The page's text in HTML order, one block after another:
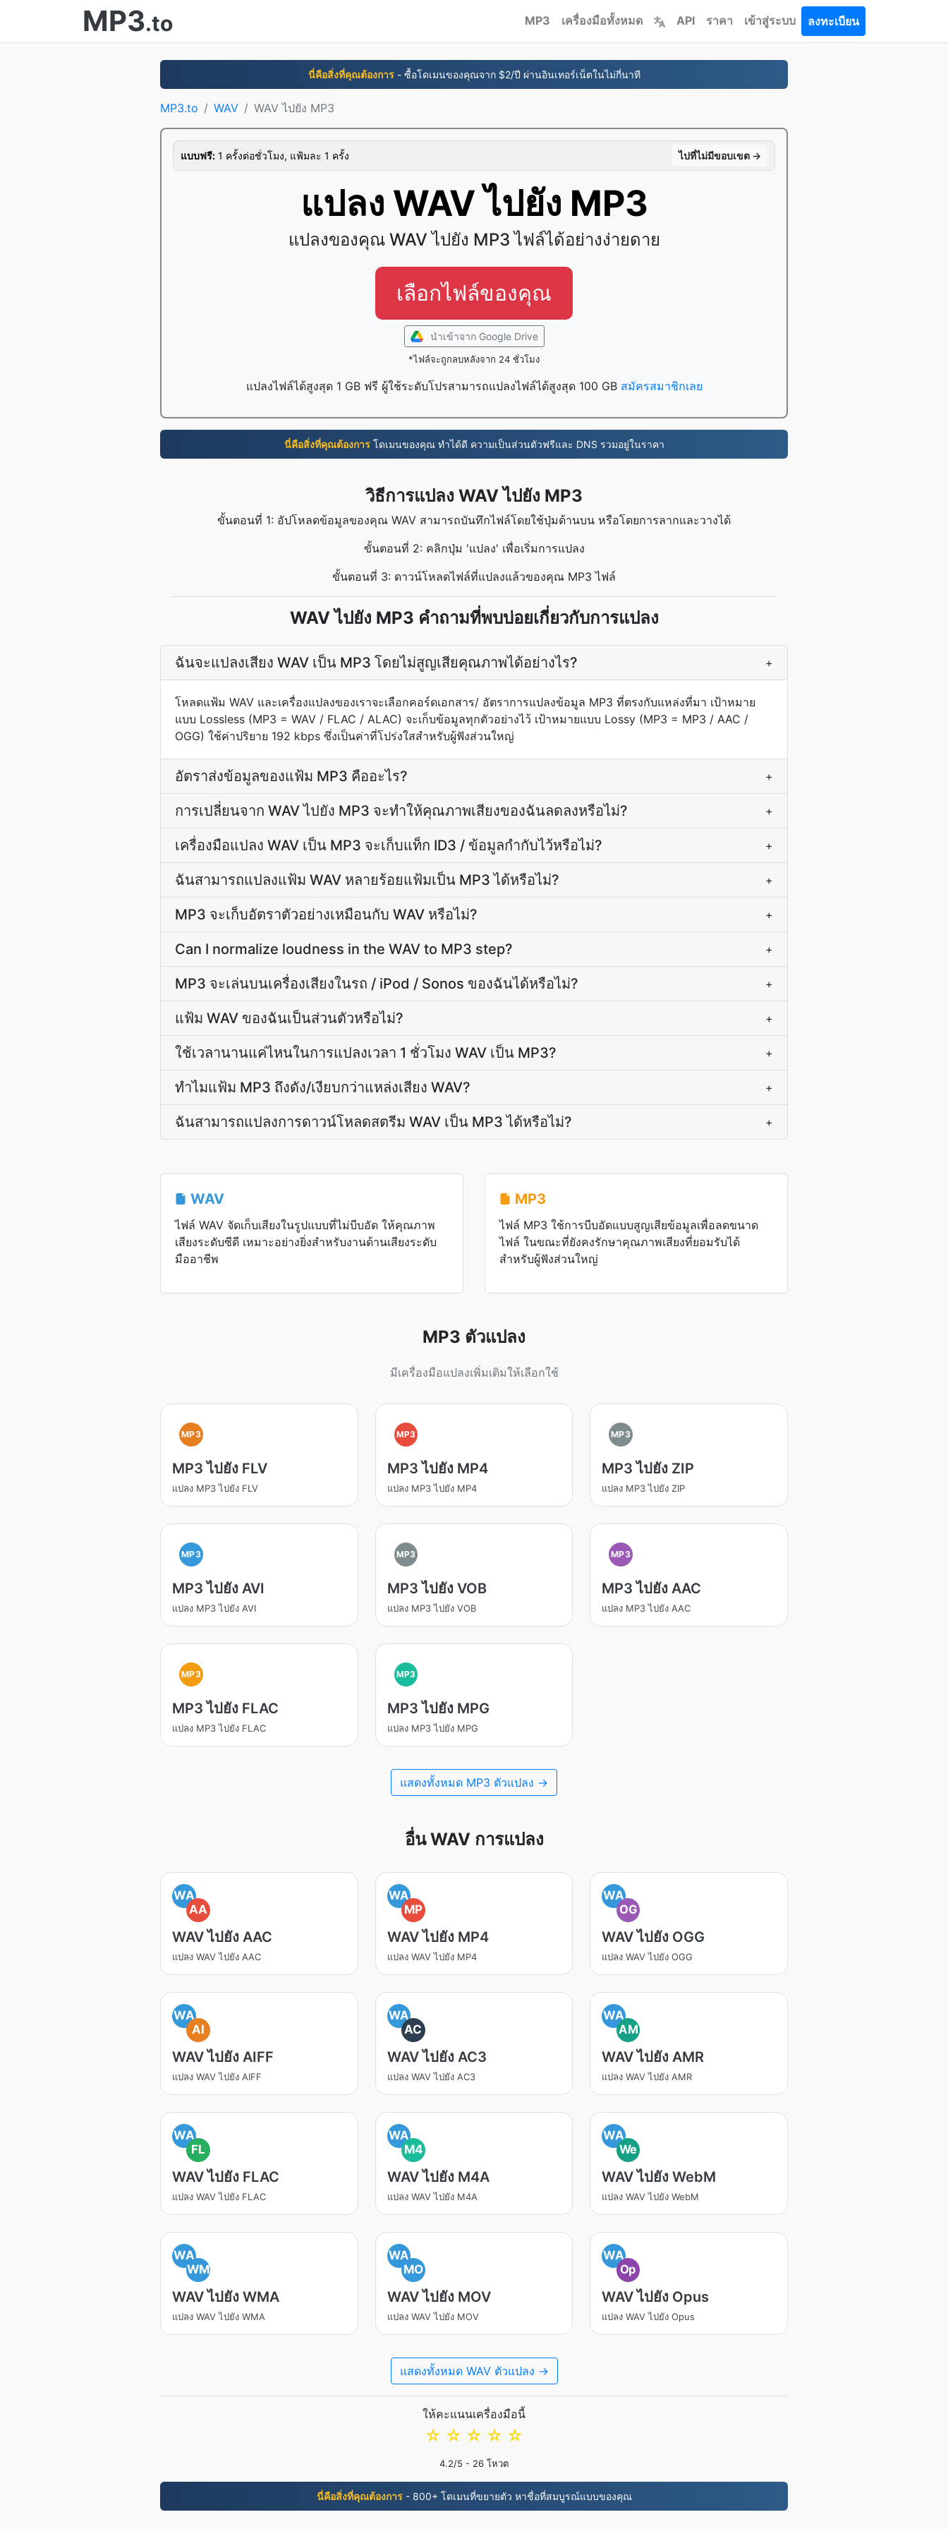
MP3.to MP3 เครื่องมือทั้งหมด API ราคา เข้าสู่ระบบ ลงทะเบียน
นี่คือสิ่งที่คุณต้องการ- ซื้อโดเมนของคุณจาก $2/ปี ผ่านอินเทอร์เน็ตในไม่กี่นาที
MP3.to WAV WAV ไปยัง MP3
แบบฟรี: 1 ครั้งต่อชั่วโมง, แฟ้มละ 1 ครั้ง ไปที่ไม่มีขอบเขต →
แปลง WAV ไปยัง MP3
แปลงของคุณ WAV ไปยัง MP3 ไฟล์ได้อย่างง่ายดาย
เลือกไฟล์ของคุณ
นำเข้าจาก Google Drive
*ไฟล์จะถูกลบหลังจาก 24 ชั่วโมง
แปลงไฟล์ได้สูงสุด 1 GB ฟรี ผู้ใช้ระดับโปรสามารถแปลงไฟล์ได้สูงสุด 100 GB สมัครสมาชิกเลย
นี่คือสิ่งที่คุณต้องการโดเมนของคุณ ทำได้ดี ความเป็นส่วนตัวฟรีและ DNS รวมอยู่ในราคา
วิธีการแปลง WAV ไปยัง MP3
ขั้นตอนที่ 1: อัปโหลดข้อมูลของคุณ WAV สามารถบันทึกไฟล์โดยใช้ปุ่มด้านบน หรือโดยการลากและวางได้
ขั้นตอนที่ 2: คลิกปุ่ม 'แปลง' เพื่อเริ่มการแปลง
ขั้นตอนที่ 3: ดาวน์โหลดไฟล์ที่แปลงแล้วของคุณ MP3 ไฟล์
WAV ไปยัง MP3 คำถามที่พบบ่อยเกี่ยวกับการแปลง
ฉันจะแปลงเสียง WAV เป็น MP3 โดยไม่สูญเสียคุณภาพได้อย่างไร? +
โหลดแฟ้ม WAV และเครื่องแปลงของเราจะเลือกคอร์ดเอกสาร/ อัตราการแปลงข้อมูล MP3 ที่ตรงกับแหล่งที่มา เป้าหมาย
แบบ Lossless (MP3 = WAV / FLAC / ALAC) จะเก็บข้อมูลทุกตัวอย่างไว้ เป้าหมายแบบ Lossy (MP3 = MP3 / AAC /
OGG) ใช้ค่าปริยาย 192 kbps ซึ่งเป็นค่าที่โปร่งใสสำหรับผู้ฟังส่วนใหญ่
อัตราส่งข้อมูลของแฟ้ม MP3 คืออะไร? +
การเปลี่ยนจาก WAV ไปยัง MP3 จะทำให้คุณภาพเสียงของฉันลดลงหรือไม่? +
เครื่องมือแปลง WAV เป็น MP3 จะเก็บแท็ก ID3 / ข้อมูลกำกับไว้หรือไม่? +
ฉันสามารถแปลงแฟ้ม WAV หลายร้อยแฟ้มเป็น MP3 ได้หรือไม่? +
MP3 จะเก็บอัตราตัวอย่างเหมือนกับ WAV หรือไม่? +
Can I normalize loudness in the WAV to MP3 step? +
MP3 จะเล่นบนเครื่องเสียงในรถ / iPod / Sonos ของฉันได้หรือไม่? +
แฟ้ม WAV ของฉันเป็นส่วนตัวหรือไม่? +
ใช้เวลานานแค่ไหนในการแปลงเวลา 1 ชั่วโมง WAV เป็น MP3? +
ทำไมแฟ้ม MP3 ถึงดัง/เงียบกว่าแหล่งเสียง WAV? +
ฉันสามารถแปลงการดาวน์โหลดสตรีม WAV เป็น MP3 ได้หรือไม่? +
WAV
ไฟล์ WAV จัดเก็บเสียงในรูปแบบที่ไม่บีบอัด ให้คุณภาพ
เสียงระดับซีดี เหมาะอย่างยิ่งสำหรับงานด้านเสียงระดับ
มืออาชีพ
MP3
ไฟล์ MP3 ใช้การบีบอัดแบบสูญเสียข้อมูลเพื่อลดขนาด
ไฟล์ ในขณะที่ยังคงรักษาคุณภาพเสียงที่ยอมรับได้
สำหรับผู้ฟังส่วนใหญ่
MP3 ตัวแปลง
มีเครื่องมือแปลงเพิ่มเติมให้เลือกใช้
MP3
MP3 ไปยัง FLV
แปลง MP3 ไปยัง FLV
MP3
MP3 ไปยัง MP4
แปลง MP3 ไปยัง MP4
MP3
MP3 ไปยัง ZIP
แปลง MP3 ไปยัง ZIP
MP3
MP3 ไปยัง AVI
แปลง MP3 ไปยัง AVI
MP3
MP3 ไปยัง VOB
แปลง MP3 ไปยัง VOB
MP3
MP3 ไปยัง AAC
แปลง MP3 ไปยัง AAC
MP3
MP3 ไปยัง FLAC
แปลง MP3 ไปยัง FLAC
MP3
MP3 ไปยัง MPG
แปลง MP3 ไปยัง MPG
แสดงทั้งหมด MP3 ตัวแปลง →
อื่น WAV การแปลง
WA
AA
WAV ไปยัง AAC
แปลง WAV ไปยัง AAC
WA
MP
WAV ไปยัง MP4
แปลง WAV ไปยัง MP4
WA
OG
WAV ไปยัง OGG
แปลง WAV ไปยัง OGG
WA
AI
WAV ไปยัง AIFF
แปลง WAV ไปยัง AIFF
WA
AC
WAV ไปยัง AC3
แปลง WAV ไปยัง AC3
WA
AM
WAV ไปยัง AMR
แปลง WAV ไปยัง AMR
WA
FL
WAV ไปยัง FLAC
แปลง WAV ไปยัง FLAC
WA
M4
WAV ไปยัง M4A
แปลง WAV ไปยัง M4A
WA
We
WAV ไปยัง WebM
แปลง WAV ไปยัง WebM
WA
WM
WAV ไปยัง WMA
แปลง WAV ไปยัง WMA
WA
MO
WAV ไปยัง MOV
แปลง WAV ไปยัง MOV
WA
Op
WAV ไปยัง Opus
แปลง WAV ไปยัง Opus
แสดงทั้งหมด WAV ตัวแปลง →
ให้คะแนนเครื่องมือนี้
☆
☆
☆
☆
☆
4.2/5 - 26 โหวต
นี่คือสิ่งที่คุณต้องการ- 800+ โดเมนที่ขยายตัว หาชื่อที่สมบูรณ์แบบของคุณ